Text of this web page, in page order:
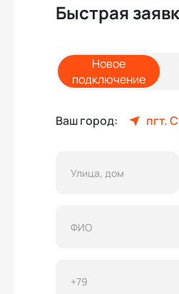
Быстрая
Новое
подключение
Ваш город: пгт.